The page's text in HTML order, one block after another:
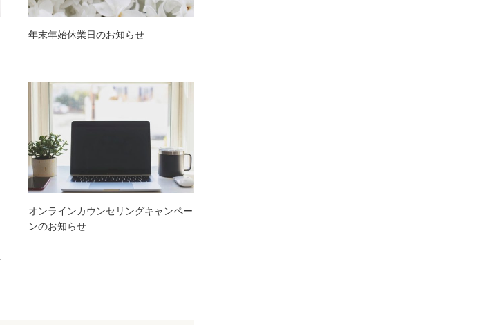
年末年始休業日のお知らせ
オンラインカウンセリングキャンペー
ンのお知らせ